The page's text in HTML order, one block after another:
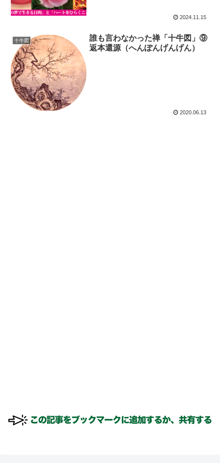
2024.11.15
十牛図
誰も言わなかった禅「十牛図」⑨
返本還源（へんぽんげんげん）
2020.06.13